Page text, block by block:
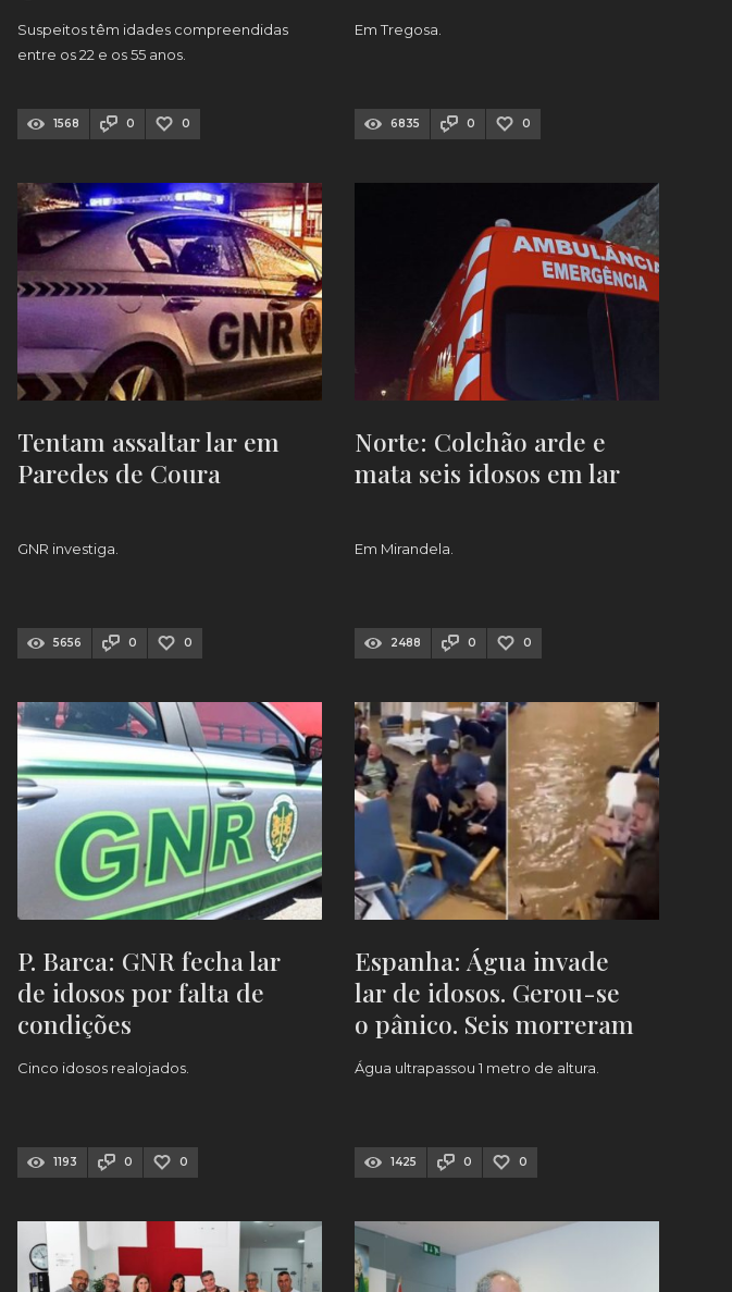
lares
Suspeitos têm idades compreendidas
entre os 22 e os 55 anos.
1568 0 0
Cartões de cidadão
encontrados no Alto
Em Tregosa.
6835 0 0
Tentam assaltar lar em
Paredes de Coura
GNR investiga.
5656 0 0
Norte: Colchão arde e
mata seis idosos em lar
Em Mirandela.
2488 0 0
P. Barca: GNR fecha lar
de idosos por falta de
condições
Cinco idosos realojados.
1193 0 0
Espanha: Água invade
lar de idosos. Gerou-se
o pânico. Seis morreram
[VÍDEO]
Água ultrapassou 1 metro de altura.
1425 0 0